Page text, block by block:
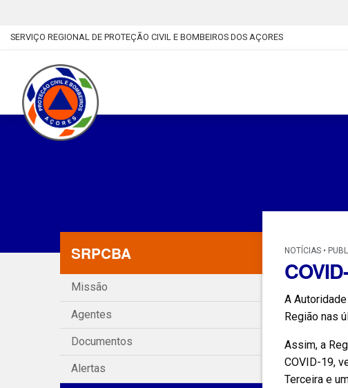
SERVIÇO REGIONAL DE PROTEÇÃO CIVIL E BOMBEIROS DOS AÇORES
SRPCBA
Missão
Agentes
Documentos
Alertas
NOTÍCIAS •
A
Região nas
Assim, a
COVID-19,
Terceira e